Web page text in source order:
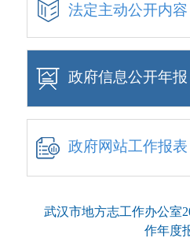
法定主动公开内容
政府信息公开年报
政府网站工作报表
武汉市地方志工作办公室
作年度